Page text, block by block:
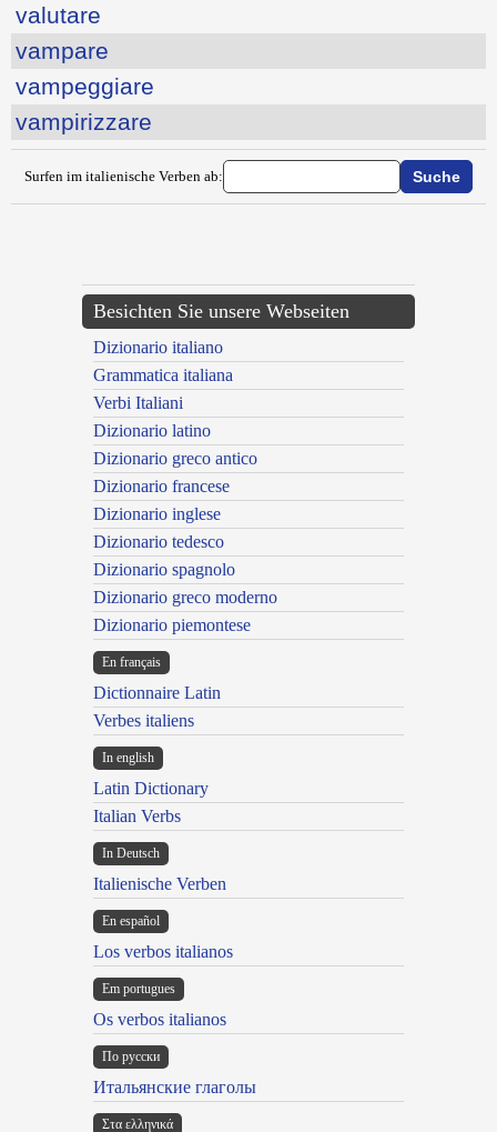
valutare
vampare
vampeggiare
vampirizzare
Surfen im italienische Verben ab:
Besichten Sie unsere Webseiten
Dizionario italiano
Grammatica italiana
Verbi Italiani
Dizionario latino
Dizionario greco antico
Dizionario francese
Dizionario inglese
Dizionario tedesco
Dizionario spagnolo
Dizionario greco moderno
Dizionario piemontese
En français
Dictionnaire Latin
Verbes italiens
In english
Latin Dictionary
Italian Verbs
In Deutsch
Italienische Verben
En español
Los verbos italianos
Em portugues
Os verbos italianos
По русски
Итальянские глаголы
Στα ελληνικά